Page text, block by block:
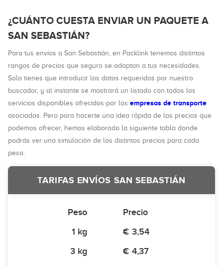
¿CUÁNTO CUESTA ENVIAR UN PAQUETE A
SAN SEBASTIÁN?
Para tus envíos a San Sebastián, en Packlink tenemos distintos
rangos de precios que seguro se adaptan a tus necesidades.
Solo tienes que introducir los datos requeridos por nuestro
buscador, y al instante se mostrará un listado con todos los
servicios disponibles ofrecidos por las empresas de transporte
asociadas. Pero para hacerte una idea rápida de los precios que
podemos ofrecer, hemos elaborado la siguiente tabla donde
podrás ver una simulación de los distintos precios para cada
peso.
TARIFAS ENVÍOS SAN SEBASTIÁN
Peso
Precio
1 kg
€ 3,54
3 kg
€ 4,37